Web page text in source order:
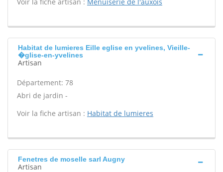
Habitat de lumieres Eille eglise en yvelines, Vieille-
�glise-en-yvelines
Artisan
Département: 78
Abri de jardin -
Voir la fiche artisan : Habitat de lumieres
Fenetres de moselle sarl Augny
Artisan